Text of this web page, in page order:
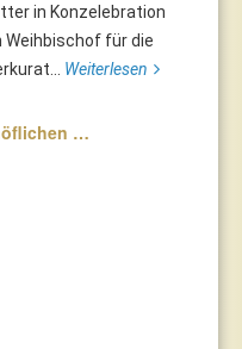
in Konzelebration
für die
Weiterlesen
…